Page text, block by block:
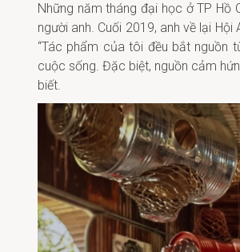
Những năm tháng đại học ở TP
người anh. Cuối 2019, anh về lại
“Tác phẩm của tôi đều bắt nguồn
cuộc sống. Đặc biệt, nguồn cảm
biết.